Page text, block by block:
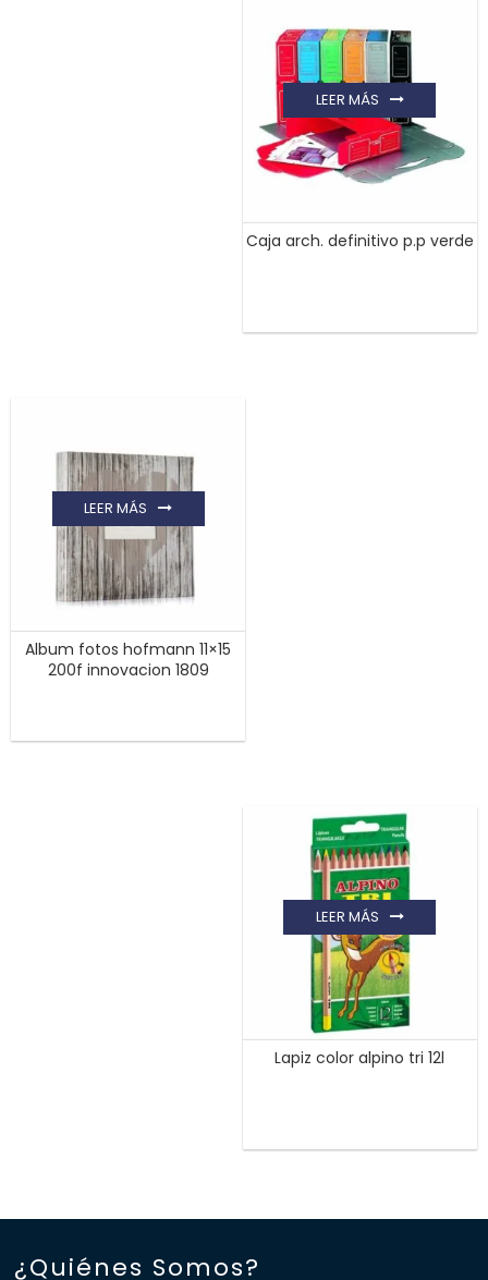
Caja arch. definitivo p.p verde
LEER MÁS
Album fotos hofmann 11×15
200f innovacion 1809
LEER MÁS
Lapiz color alpino tri 12l
LEER MÁS
¿Quiénes Somos?